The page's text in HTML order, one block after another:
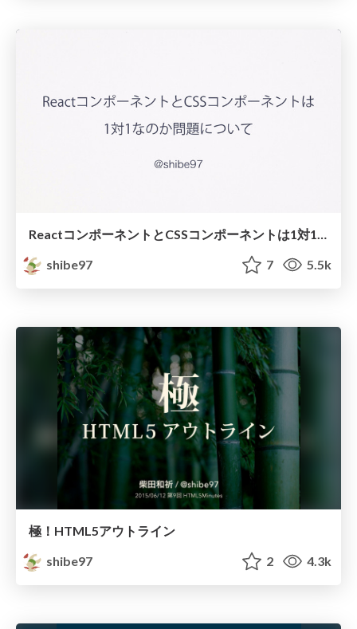
shibe97
7 5.5k
極！HTML5アウトライン
shibe97
2 4.3k